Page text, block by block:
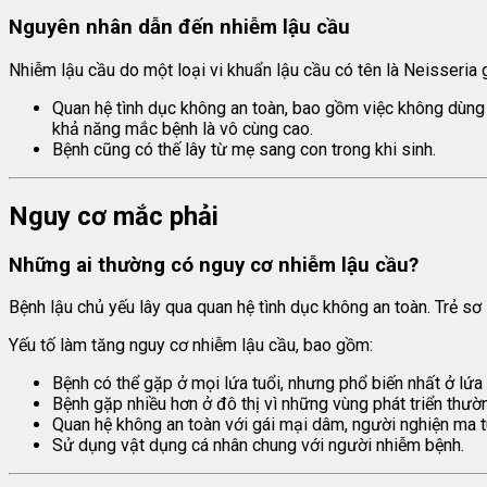
Nguyên nhân dẫn đến nhiễm lậu cầu
Nhiễm lậu cầu do một loại vi khuẩn lậu cầu có tên là Neisseria
Quan hệ tình dục không an toàn, bao gồm việc không
khả năng mắc bệnh là vô cùng cao.
Bệnh cũng có thế lây từ mẹ sang con trong khi sinh.
Nguy cơ mắc phải
Những ai thường có nguy cơ nhiễm lậu cầu?
Bệnh lậu chủ yếu lây qua quan hệ tình dục không an toàn. Trẻ
Yếu tố làm tăng nguy cơ nhiễm lậu cầu, bao gồm:
Bệnh có thể gặp ở mọi lứa tuổi, nhưng phổ biến nhất ở
Bệnh gặp nhiều hơn ở đô thị vì những vùng phát triển
Quan hệ không an toàn với gái mại dâm, người nghiện ma
Sử dụng vật dụng cá nhân chung với người nhiễm bệnh.